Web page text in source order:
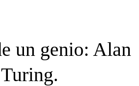
un genio: Alan
Turing.